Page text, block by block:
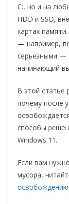
C:, но и на
HDD и SSD,
картах
— например,
серьезными —
начинающий
В этой статье
почему после
способы
Windows 11.
Если вам
мусора,
освобождению